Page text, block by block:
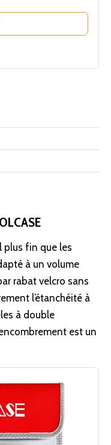
x 29,5 x 7,6
plus fin que les
à un volume
rabat velcro sans
l’étanchéité à
à double
est un